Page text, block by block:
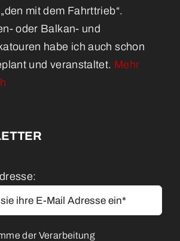
mit dem Fahrttrieb“.
oder Balkan- und
habe ich auch schon
und veranstaltet. Mehr
der Verarbeitung